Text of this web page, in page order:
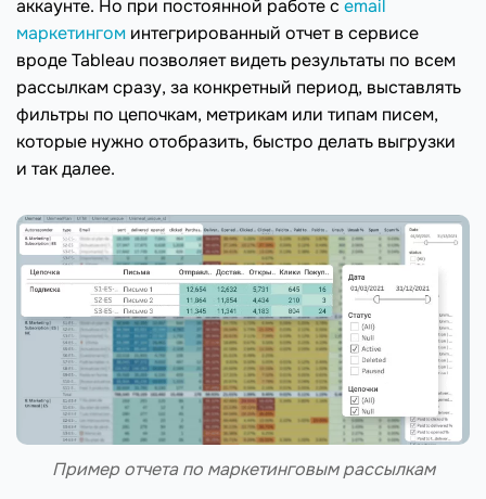
аккаунте. Но при постоянной работе с email
маркетингом интегрированный отчет в сервисе
вроде Tableau позволяет видеть результаты по всем
рассылкам сразу, за конкретный период, выставлять
фильтры по цепочкам, метрикам или типам писем,
которые нужно отобразить, быстро делать выгрузки
и так далее.
Пример отчета по маркетинговым рассылкам